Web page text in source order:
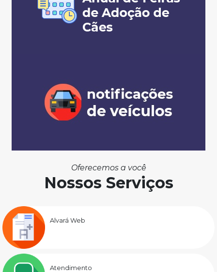
Oferecemos a você
Nossos Serviços
Alvará Web
Atendimento